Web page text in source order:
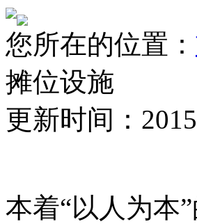
您所在的位置：
摊位设施
更新时间：
本着“以人为本